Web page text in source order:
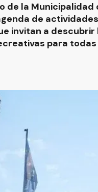
de la
de
invitan a
para